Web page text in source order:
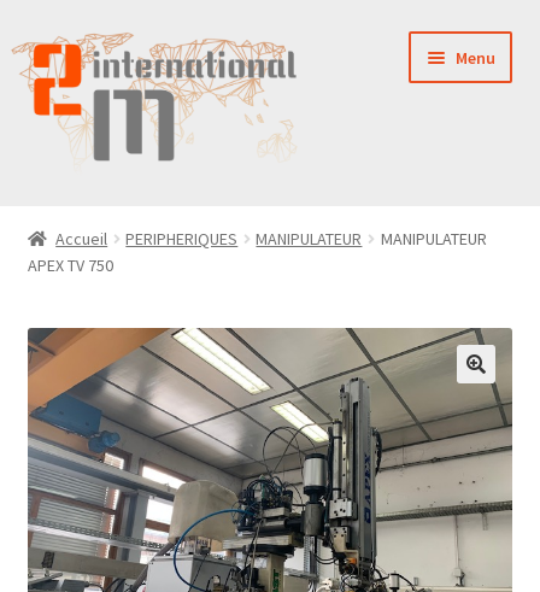
Aller
à
la
navigation
Aller
au
contenu
Menu
NOUVEAUTÉS
VENTES
PIÈCES DÉTACHÉES
CONTACT
Accueil PERIPHERIQUES MANIPULATEUR
MANIPULATEUR
APEX TV 750